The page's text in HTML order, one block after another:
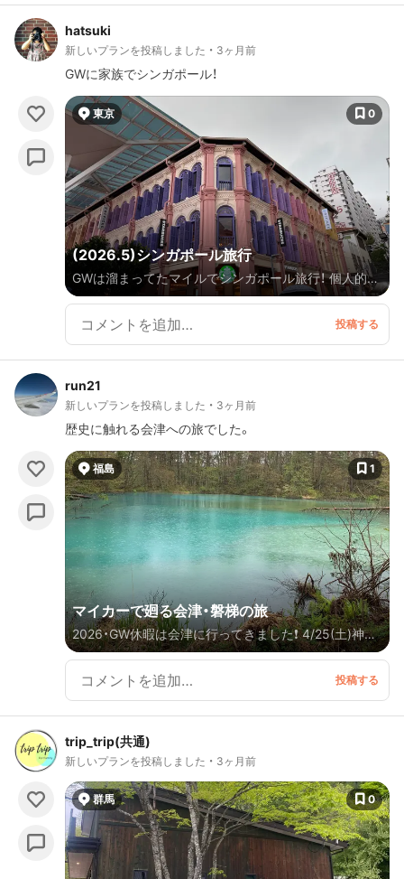
hatsuki
新しいプランを投稿しました 3ヶ月前
GWに家族でシンガポール！
東京 0
(2026.5)シンガポール旅行
GWは溜まってたマイルでシンガポール旅行！ 個人的や
りたいことリスト ☑︎リバーワンダーでマナティ見る ☑︎
シンガポールオーシャナリウム行く ☑︎ロングバーでシ
ンガポールスリング飲む ☑︎ガーデンズバイザベイのジ
ュラシックワールドコラボ行く ☑︎リッツに泊まってマ
リーナベイサンズ見ながら風呂入る
run21
新しいプランを投稿しました 3ヶ月前
歴史に触れる会津への旅でした。
福島 1
マイカーで廻る会津・磐梯の旅
2026・GW休暇は会津に行ってきました❗️ 4/25(土)神奈
川初→あぶくま洞→芦ノ牧温泉♨️丸峰観光ホテル△
4/26(日)芦ノ牧温泉→大内宿→飯盛山、白虎隊自刃の
地、墓所、さざえ堂→会津武家屋敷→裏磐梯・エンリゾー
トグランデコホテル△ 4/27(月)裏磐梯→五色沼→二本
松智恵子抄記念館→磐梯熱海温泉♨️伊東園ホテル磐梯
向滝△ 4/28(火)磐梯熱海温泉♨️→神奈川着
trip_trip(共通)
新しいプランを投稿しました 3ヶ月前
群馬 0